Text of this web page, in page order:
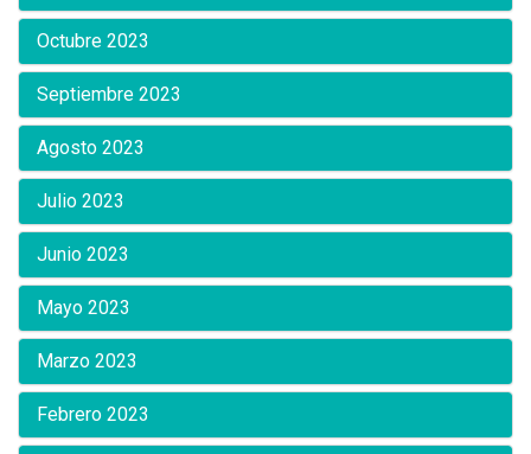
Octubre 2023
Septiembre 2023
Agosto 2023
Julio 2023
Junio 2023
Mayo 2023
Marzo 2023
Febrero 2023